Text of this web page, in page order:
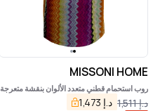
MISSONI HOME
روب استحمام قطني متعدد الألوان بنقشة متعرجة
من جياكومو، من ميسوني هومد.إ1,511 د.إ 1,473